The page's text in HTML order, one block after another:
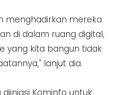
menghadirkan mereka
di dalam ruang digital,
yang kita bangun tidak
lanjut dia.
Kominfo untuk